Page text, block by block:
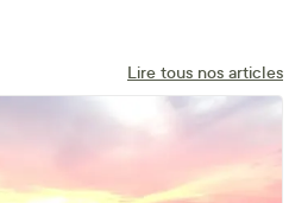
Lire tous nos articles